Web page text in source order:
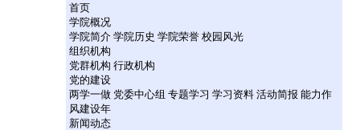
首页
学院概况
学院简介 学院历史 学院荣誉 校园风光
组织机构
党群机构 行政机构
党的建设
两学一做 党委中心组 专题学习 学习资料 活动简报 能力作
风建设年
新闻动态